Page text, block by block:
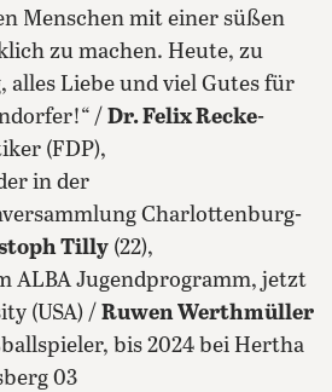
Menschen mit einer süßen
zu machen. Heute, zu
alles Liebe und viel Gutes für
/ Dr. Felix Recke-
(FDP),
in der
Charlottenburg-
Tilly (22),
ALBA Jugendprogramm, jetzt
(USA) / Ruwen Werthmüller
bis 2024 bei Hertha
03